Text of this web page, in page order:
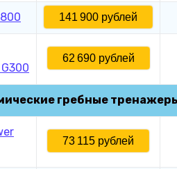
141 900 рублей
62 690 рублей
гребные
73 115 рублей